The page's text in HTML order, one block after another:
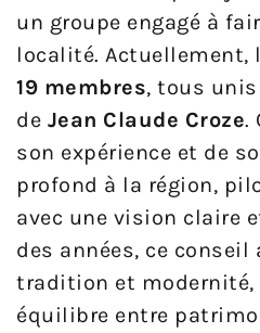
un groupe engagé à
localité. Actuellement,
19 membres, tous
de Jean Claude Croze.
son expérience et de
profond à la région,
avec une vision claire
des années, ce conseil
tradition et modernité,
équilibre entre